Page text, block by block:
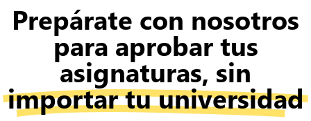
Prepárate con nosotros
para aprobar tus
asignaturas, sin
importar tu universidad